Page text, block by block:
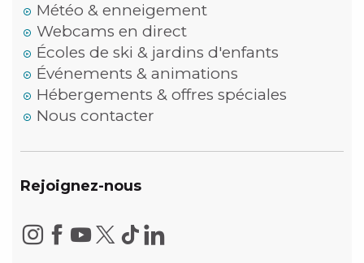
Météo & enneigement
Webcams en direct
Écoles de ski & jardins d'enfants
Événements & animations
Hébergements & offres spéciales
Nous contacter
Rejoignez-nous